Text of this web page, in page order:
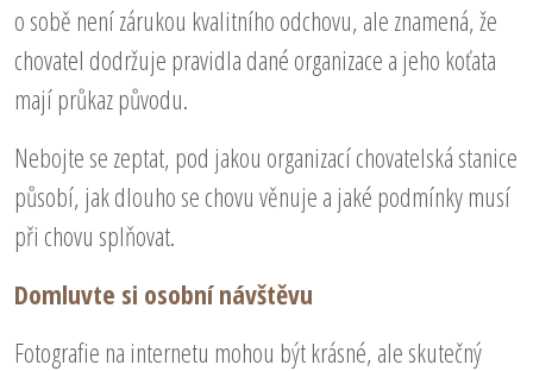
o sobě není zárukou kvalitního odchovu, ale znamená, že
chovatel dodržuje pravidla dané organizace a jeho koťata
mají průkaz původu.
Nebojte se zeptat, pod jakou organizací chovatelská stanice
působí, jak dlouho se chovu věnuje a jaké podmínky musí
při chovu splňovat.
Domluvte si osobní návštěvu
Fotografie na internetu mohou být krásné, ale skutečný